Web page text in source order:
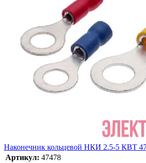
Наконечник кольцевой НКИ 2.5-5 КВТ
Артикул: 47478